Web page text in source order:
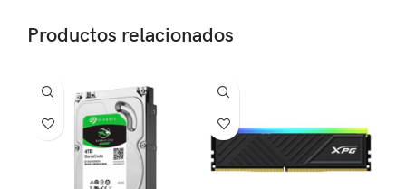
Productos relacionados